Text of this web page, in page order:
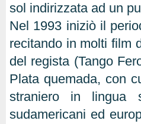
sol indirizzata ad un
Nel 1993 iniziò il
recitando in molti film
del regista (Tango
Plata quemada, con
straniero in lingua
sudamericani ed